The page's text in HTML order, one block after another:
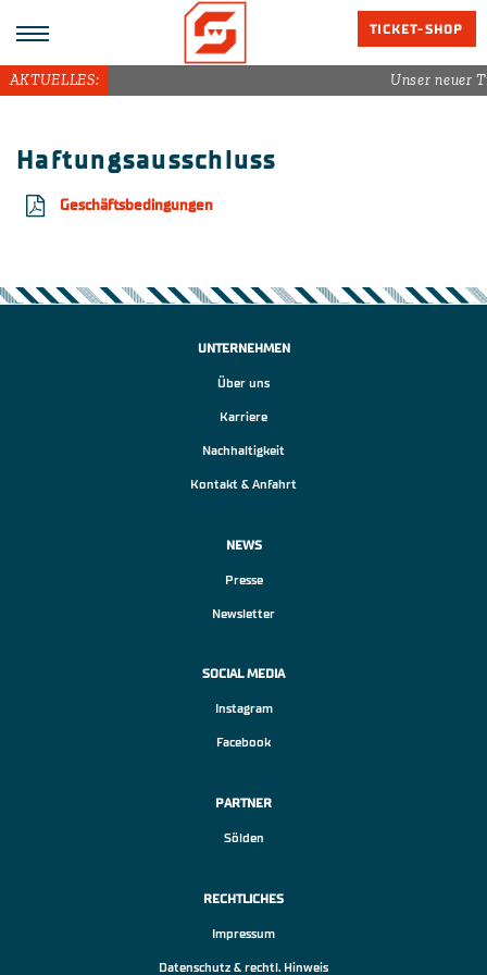
TICKET-SHOP
Haftungsausschluss
Geschäftsbedingungen
UNTERNEHMEN
Über uns
Karriere
Nachhaltigkeit
Kontakt & Anfahrt
NEWS
Presse
Newsletter
SOCIAL MEDIA
Instagram
Facebook
PARTNER
Sölden
RECHTLICHES
Impressum
Datenschutz & rechtl. Hinweis
AKTUELLES: Unser neuer